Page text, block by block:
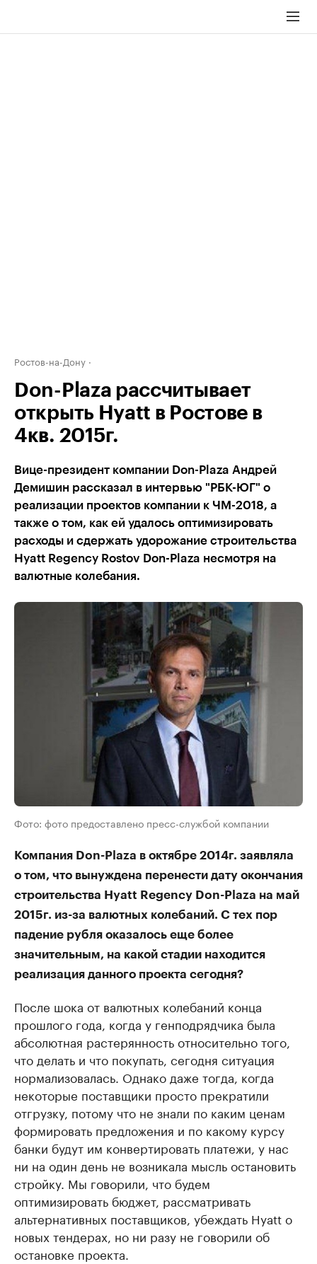
Ростов-на-Дону
Don-Plaza рассчитывает
открыть Hyatt в Ростове в
4кв. 2015г.
Вице-президент компании Don-Plaza Андрей
Демишин рассказал в интервью "РБК-ЮГ" о
реализации проектов компании к ЧМ-2018, а
также о том, как ей удалось оптимизировать
расходы и сдержать удорожание строительства
Hyatt Regency Rostov Don-Plaza несмотря на
валютные колебания.
Фото: фото предоставлено пресс-службой компании
Компания Don-Plaza в октябре 2014г. заявляла
о том, что вынуждена перенести дату окончания
строительства Hyatt Regency Don-Plaza на май
2015г. из-за валютных колебаний. С тех пор
падение рубля оказалось еще более
значительным, на какой стадии находится
реализация данного проекта сегодня?
После шока от валютных колебаний конца
прошлого года, когда у генподрядчика была
абсолютная растерянность относительно того,
что делать и что покупать, сегодня ситуация
нормализовалась. Однако даже тогда, когда
некоторые поставщики просто прекратили
отгрузку, потому что не знали по каким ценам
формировать предложения и по какому курсу
банки будут им конвертировать платежи, у нас
ни на один день не возникала мысль остановить
стройку. Мы говорили, что будем
оптимизировать бюджет, рассматривать
альтернативных поставщиков, убеждать Hyatt о
новых тендерах, но ни разу не говорили об
остановке проекта.